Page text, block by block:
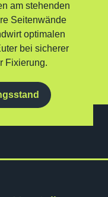
am stehenden
Seitenwände
optimalen
bei sicherer
Fixierung.